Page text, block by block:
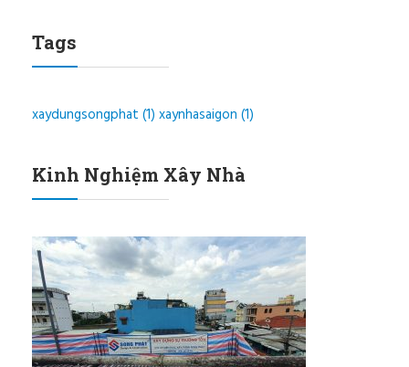
Tags
xaydungsongphat (1) xaynhasaigon (1)
Kinh Nghiệm Xây Nhà